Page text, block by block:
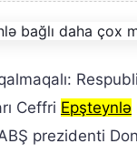
Ceffri Epşteynlə
prezidenti